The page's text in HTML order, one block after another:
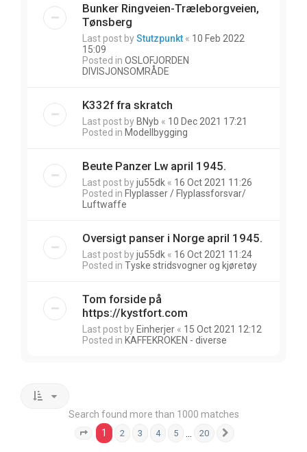
Bunker Ringveien-Træleborgveien,
Tønsberg
Last post byStutzpunkt « 10 Feb 2022
15:09
Posted in OSLOFJORDEN
DIVISJONSOMRÅDE
K332f fra skratch
Last post by BNyb « 10 Dec 2021 17:21
Posted in Modellbygging
Beute Panzer Lw april 1945.
Last post byju55dk « 16 Oct 2021 11:26
Posted in Flyplasser / Flyplassforsvar/
Luftwaffe
Oversigt panser i Norge april 1945.
Last post byju55dk « 16 Oct 2021 11:24
Posted in Tyske stridsvogner og kjøretøy
Tom forside på
https://kystfort.com
Last post by Einherjer « 15 Oct 2021 12:12
Posted in KAFFEKROKEN - diverse
Search found more than 1000 matches
Page 1 of 20
1 2 3 4 5 20